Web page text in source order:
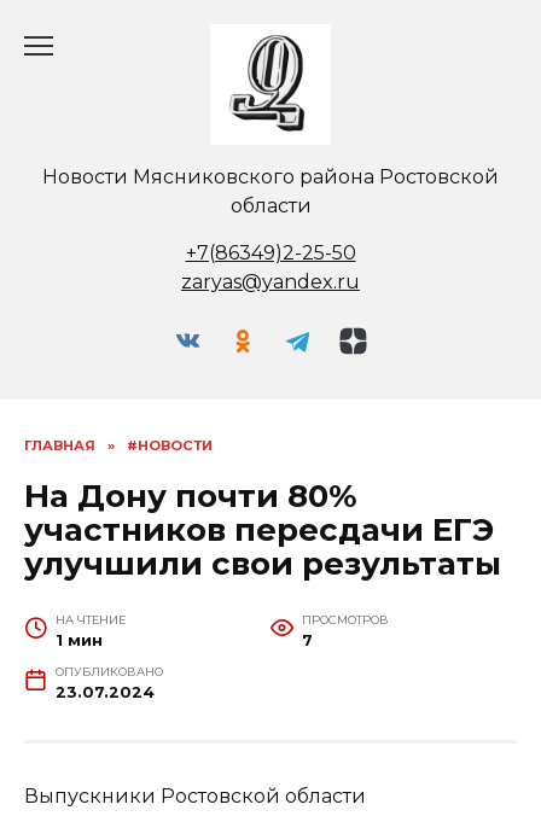
Новости Мясниковского района Ростовской
области
+7(86349)2-25-50
zaryas@yandex.ru
ГЛАВНАЯ » #НОВОСТИ
На Дону почти 80%
участников пересдачи ЕГЭ
улучшили свои результаты
НА ЧТЕНИЕ
1 мин
ПРОСМОТРОВ
7
ОПУБЛИКОВАНО
23.07.2024
Выпускники Ростовской области